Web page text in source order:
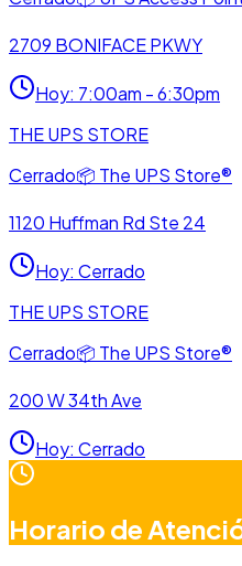
2709 BONIFACE PKWY
Hoy: 7:00am - 6:30pm
THE UPS STORE
Cerrado📦 The UPS Store®
1120 Huffman Rd Ste 24
Hoy: Cerrado
THE UPS STORE
Cerrado📦 The UPS Store®
200 W 34th Ave
Hoy: Cerrado
Horario de